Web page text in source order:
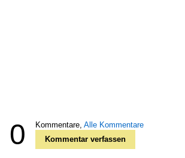
0 Kommentare, Alle Kommentare
Kommentar verfassen